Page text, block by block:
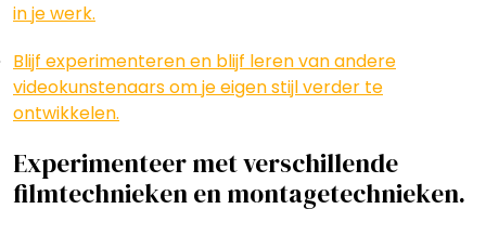
in je werk.
Blijf experimenteren en blijf leren van andere
videokunstenaars om je eigen stijl verder te
ontwikkelen.
Experimenteer met verschillende
filmtechnieken en montagetechnieken.